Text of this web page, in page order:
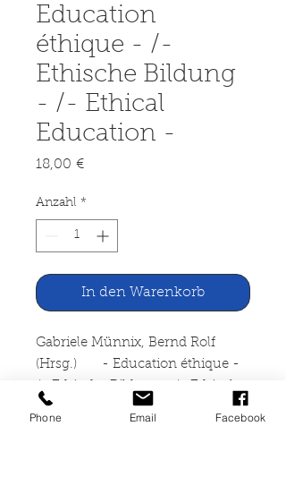
Education
éthique - /-
Ethische Bildung
- /- Ethical
Education -
18,00 €Preis
Anzahl *
In den Warenkorb
Gabriele Münnix, Bernd Rolf
(Hrsg.) - Education éthique -
Education - Europa Forum
Phone Email Facebook